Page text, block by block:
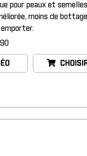
pour peaux et
moins de